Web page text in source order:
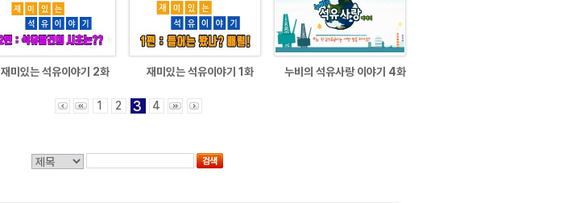
재미있는 석유이야기 2화 재미있는 석유이야기 1화 누비의 석유사랑 이야기 4화
1 2 3 4